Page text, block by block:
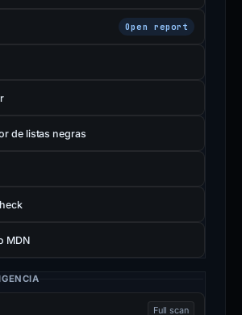
Open report
de listas negras
MDN
Full scan